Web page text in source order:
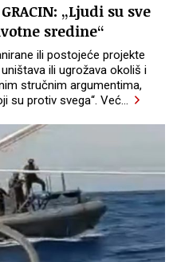
GRACIN: „Ljudi su sve
sredine“
ili postojeće projekte
ili ugrožava okoliš i
stručnim argumentima,
su protiv svega“. Već…